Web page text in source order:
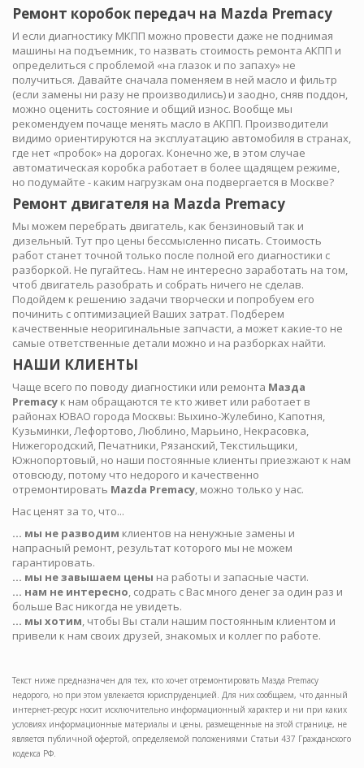
Ремонт коробок передач на Mazda Premacy
И если диагностику МКПП можно провести даже не поднимая
машины на подъемник, то назвать стоимость ремонта АКПП и
определиться с проблемой «на глазок и по запаху» не
получиться. Давайте сначала поменяем в ней масло и фильтр
(если замены ни разу не производились) и заодно, сняв поддон,
можно оценить состояние и общий износ. Вообще мы
рекомендуем почаще менять масло в АКПП. Производители
видимо ориентируются на эксплуатацию автомобиля в странах,
где нет «пробок» на дорогах. Конечно же, в этом случае
автоматическая коробка работает в более щадящем режиме,
но подумайте - каким нагрузкам она подвергается в Москве?
Ремонт двигателя на Mazda Premacy
Мы можем перебрать двигатель, как бензиновый так и
дизельный. Тут про цены бессмысленно писать. Стоимость
работ станет точной только после полной его диагностики с
разборкой. Не пугайтесь. Нам не интересно заработать на том,
чтоб двигатель разобрать и собрать ничего не сделав.
Подойдем к решению задачи творчески и попробуем его
починить с оптимизацией Ваших затрат. Подберем
качественные неоригинальные запчасти, а может какие-то не
самые ответственные детали можно и на разборках найти.
НАШИ КЛИЕНТЫ
Чаще всего по поводу диагностики или ремонта Мазда
Premacy к нам обращаются те кто живет или работает в
районах ЮВАО города Москвы: Выхино-Жулебино, Капотня,
Кузьминки, Лефортово, Люблино, Марьино, Некрасовка,
Нижегородский, Печатники, Рязанский, Текстильщики,
Южнопортовый, но наши постоянные клиенты приезжают к нам
отовсюду, потому что недорого и качественно
отремонтировать Mazda Premacy, можно только у нас.
Нас ценят за то, что...
... мы не разводим клиентов на ненужные замены и
напрасный ремонт, результат которого мы не можем
гарантировать.
... мы не завышаем цены на работы и запасные части.
... нам не интересно, содрать с Вас много денег за один раз и
больше Вас никогда не увидеть.
... мы хотим, чтобы Вы стали нашим постоянным клиентом и
привели к нам своих друзей, знакомых и коллег по работе.
Текст ниже предназначен для тех, кто хочет отремонтировать Мазда Premacy
недорого, но при этом увлекается юриспруденцией. Для них сообщаем, что данный
интернет-ресурс носит исключительно информационный характер и ни при каких
условиях информационные материалы и цены, размещенные на этой странице, не
является публичной офертой, определяемой положениями Статьи 437 Гражданского
кодекса РФ.